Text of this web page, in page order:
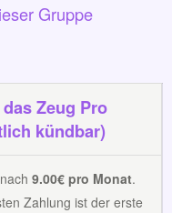
Gruppe
Zeug Pro
kündbar)
9.00€ pro Monat.
Zahlung ist der erste